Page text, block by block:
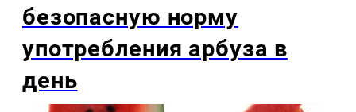
безопасную норму
употребления арбуза в
день